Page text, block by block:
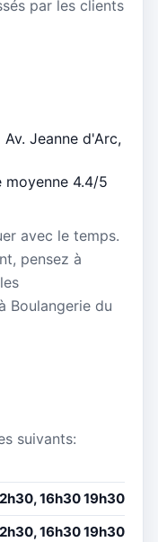
par les clients
Jeanne d'Arc,
moyenne 4.4/5
avec le temps.
pensez à
Boulangerie du
suivants:
16h30 19h30
16h30 19h30